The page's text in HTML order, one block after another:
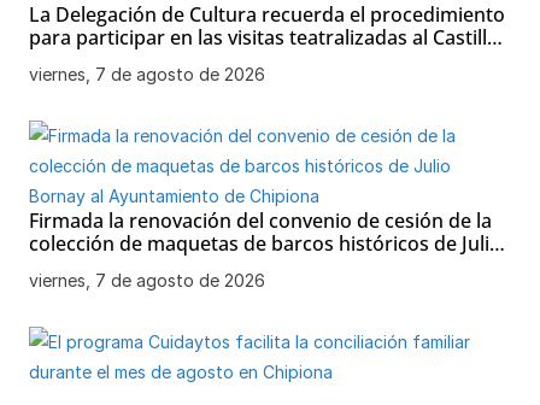
La Delegación de Cultura recuerda el procedimiento
para participar en las visitas teatralizadas al Castillo
de Chipiona
viernes, 7 de agosto de 2026
Firmada la renovación del convenio de cesión de la
colección de maquetas de barcos históricos de Julio
Bornay al Ayuntamiento de Chipiona
viernes, 7 de agosto de 2026